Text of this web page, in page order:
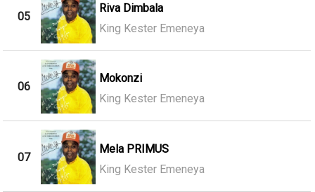
05
Riva Dimbala
King Kester Emeneya
06
Mokonzi
King Kester Emeneya
07
Mela PRIMUS
King Kester Emeneya